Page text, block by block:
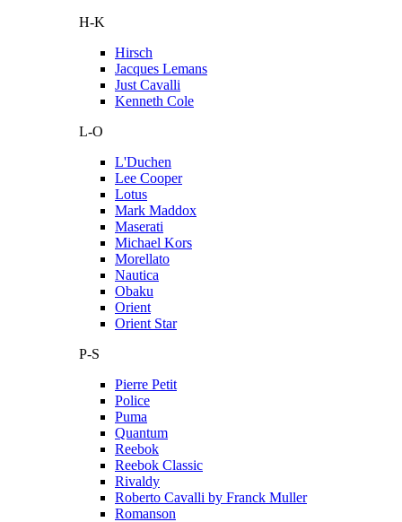
H-K
Hirsch
Jacques Lemans
Just Cavalli
Kenneth Cole
L-O
L'Duchen
Lee Cooper
Lotus
Mark Maddox
Maserati
Michael Kors
Morellato
Nautica
Obaku
Orient
Orient Star
P-S
Pierre Petit
Police
Puma
Quantum
Reebok
Reebok Classic
Rivaldy
Roberto Cavalli by Franck Muller
Romanson